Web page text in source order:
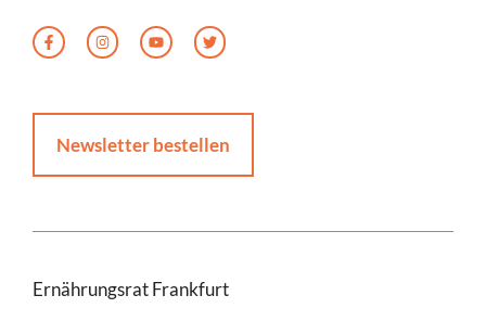
Newsletter bestellen
Ernährungsrat Frankfurt